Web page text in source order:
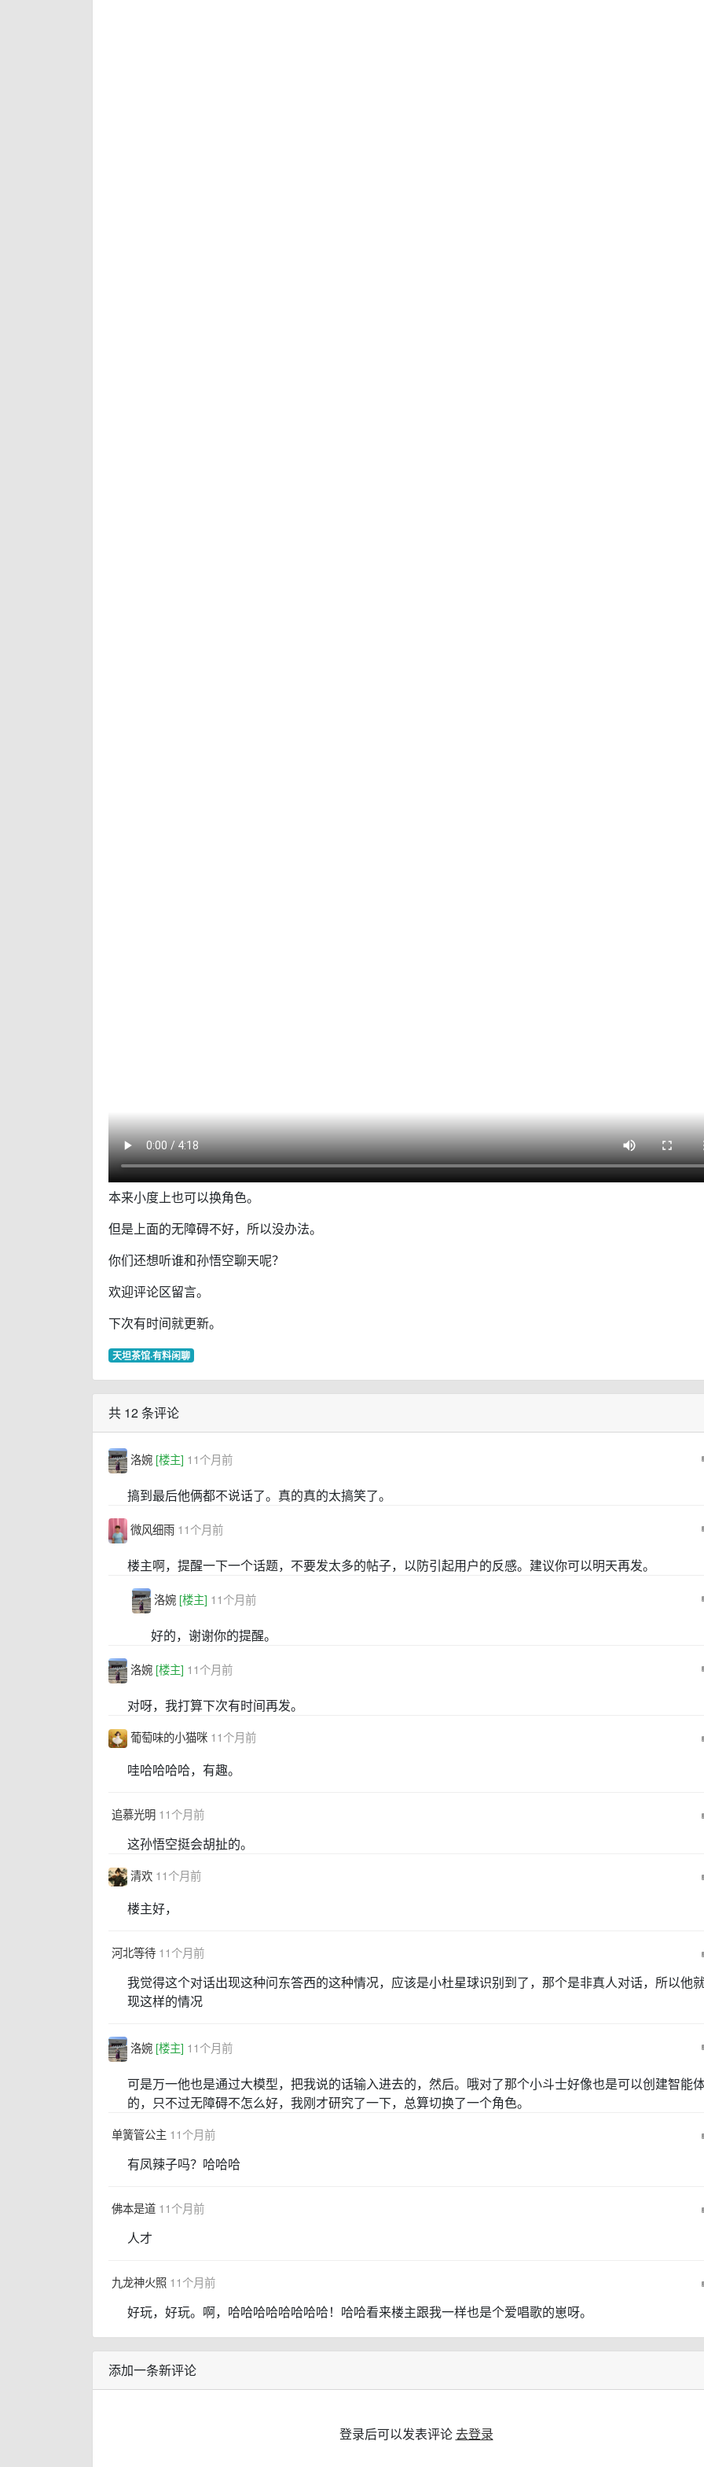
本来小度上也可以换角色。
但是上面的无障碍不好，所以没办法。
你们还想听谁和孙悟空聊天呢？
欢迎评论区留言。
下次有时间就更新。
天坦茶馆·有料闲聊
共 12 条评论
洛婉 [楼主] 11个月前
搞到最后他俩都不说话了。真的真的太搞笑了。
微风细雨 11个月前
楼主啊，提醒一下一个话题，不要发太多的帖子，以防引起用户的反感。建议你可以明天再发。
洛婉 [楼主] 11个月前
好的，谢谢你的提醒。
洛婉 [楼主] 11个月前
对呀，我打算下次有时间再发。
葡萄味的小猫咪 11个月前
哇哈哈哈哈，有趣。
追慕光明 11个月前
这孙悟空挺会胡扯的。
清欢 11个月前
楼主好，
河北等待 11个月前
我觉得这个对话出现这种问东答西的这种情况，应该是小杜星球识别到了，那个是非真人对话，所以他
现这样的情况
洛婉 [楼主] 11个月前
可是万一他也是通过大模型，把我说的话输入进去的，然后。哦对了那个小斗士好像也是可以创建智能
的，只不过无障碍不怎么好，我刚才研究了一下，总算切换了一个角色。
单簧管公主 11个月前
有凤辣子吗？哈哈哈
佛本是道 11个月前
人才
九龙神火照 11个月前
好玩，好玩。啊，哈哈哈哈哈哈哈哈！哈哈看来楼主跟我一样也是个爱唱歌的崽呀。
添加一条新评论
登录后可以发表评论去登录